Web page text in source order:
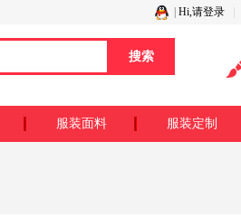
Hi,请登录
服装面料 服装定制